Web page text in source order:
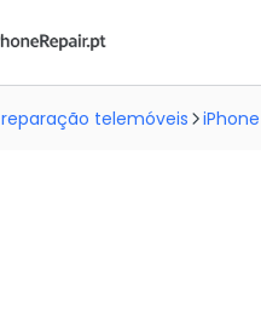
reparação telemóveis iPhone